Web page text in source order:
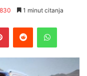
1 minut citanja
PinterestReddit